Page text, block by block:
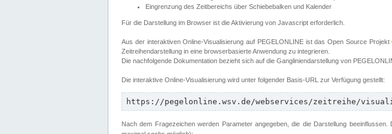
Eingrenzung des Zeitbereichs über Schiebebalken und Kalender
Für die Darstellung im Browser ist die Aktivierung von Javascript erforderlich.
Aus der interaktiven Online-Visualisierung auf PEGELONLINE ist das Open Source Projekt
Zeitreihendarstellung in eine browserbasierte Anwendung zu integrieren.
Die nachfolgende Dokumentation bezieht sich auf die Gangliniendarstellung von
Die interaktive Online-Visualisierung wird unter folgender Basis-URL zur Verfügung gestellt:
https://pegelonline.wsv.de/webservices/zeitreihe/
Nach dem Fragezeichen werden Parameter angegeben, die die Darstellung beeinflussen.